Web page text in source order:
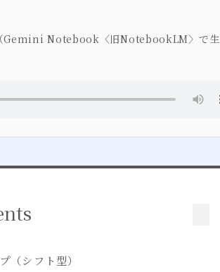
（Gemini Notebook〈旧NotebookLM〉で生
（シフト型）